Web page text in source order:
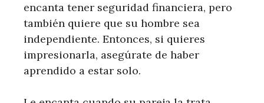
encanta tener seguridad financiera, pero
también quiere que su hombre sea
independiente. Entonces, si quieres
impresionarla, asegúrate de haber
aprendido a estar solo.